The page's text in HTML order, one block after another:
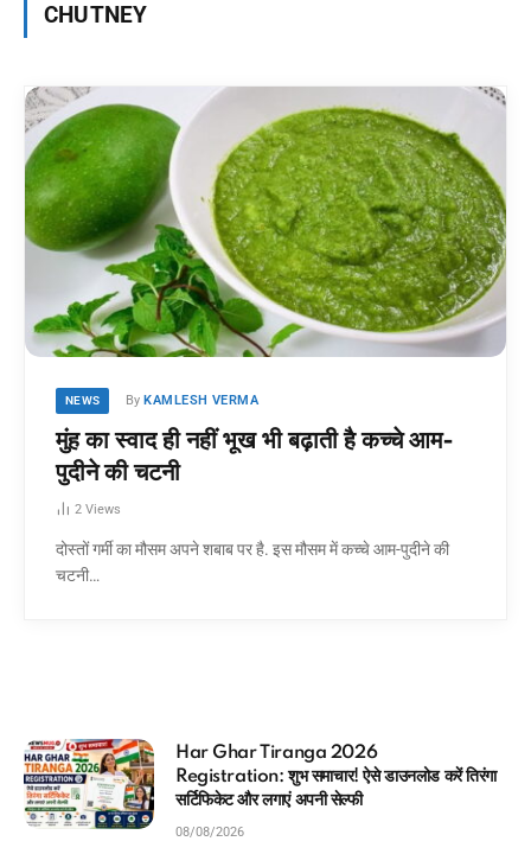
CHUTNEY
NEWS By KAMLESH VERMA
मुंह का स्वाद ही नहीं भूख भी बढ़ाती है कच्चे आम-
पुदीने की चटनी
2 Views
दोस्तों गर्मी का मौसम अपने शबाब पर है. इस मौसम में कच्चे आम-पुदीने की
चटनी…
तिरंगा
आधार कार्ड में कौन सा मोबाइल नंबर लिंक है?
मिनटों में चेक करने का Direct तरीका
08/08/2026